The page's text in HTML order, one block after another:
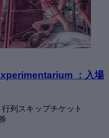
：入場
列スキップチケット